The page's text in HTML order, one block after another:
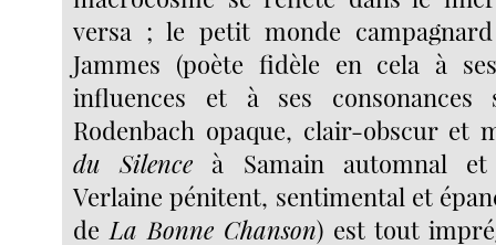
versa ; le petit monde
Jammes (poète fidèle en cela à
influences et à ses consonances
Rodenbach opaque, clair-obscur et
du Silence à Samain automnal
Verlaine pénitent, sentimental et
de La Bonne Chanson) est tout